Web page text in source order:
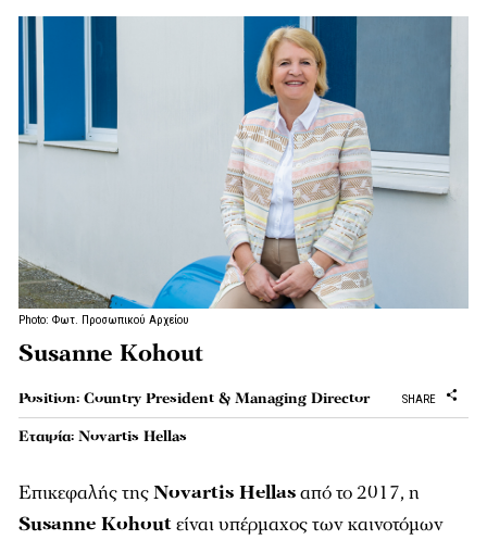
Photo: Φωτ. Προσωπικού Αρχείου
Susanne Kohout
SHARE
Position: Country President & Managing Director
Εταιρία: Novartis Hellas
Επικεφαλής τηςNovartis Hellasαπό το 2017, η
Susanne Kohoutείναι υπέρμαχος των καινοτόμων